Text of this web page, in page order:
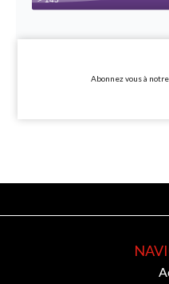
Abonnez vous à